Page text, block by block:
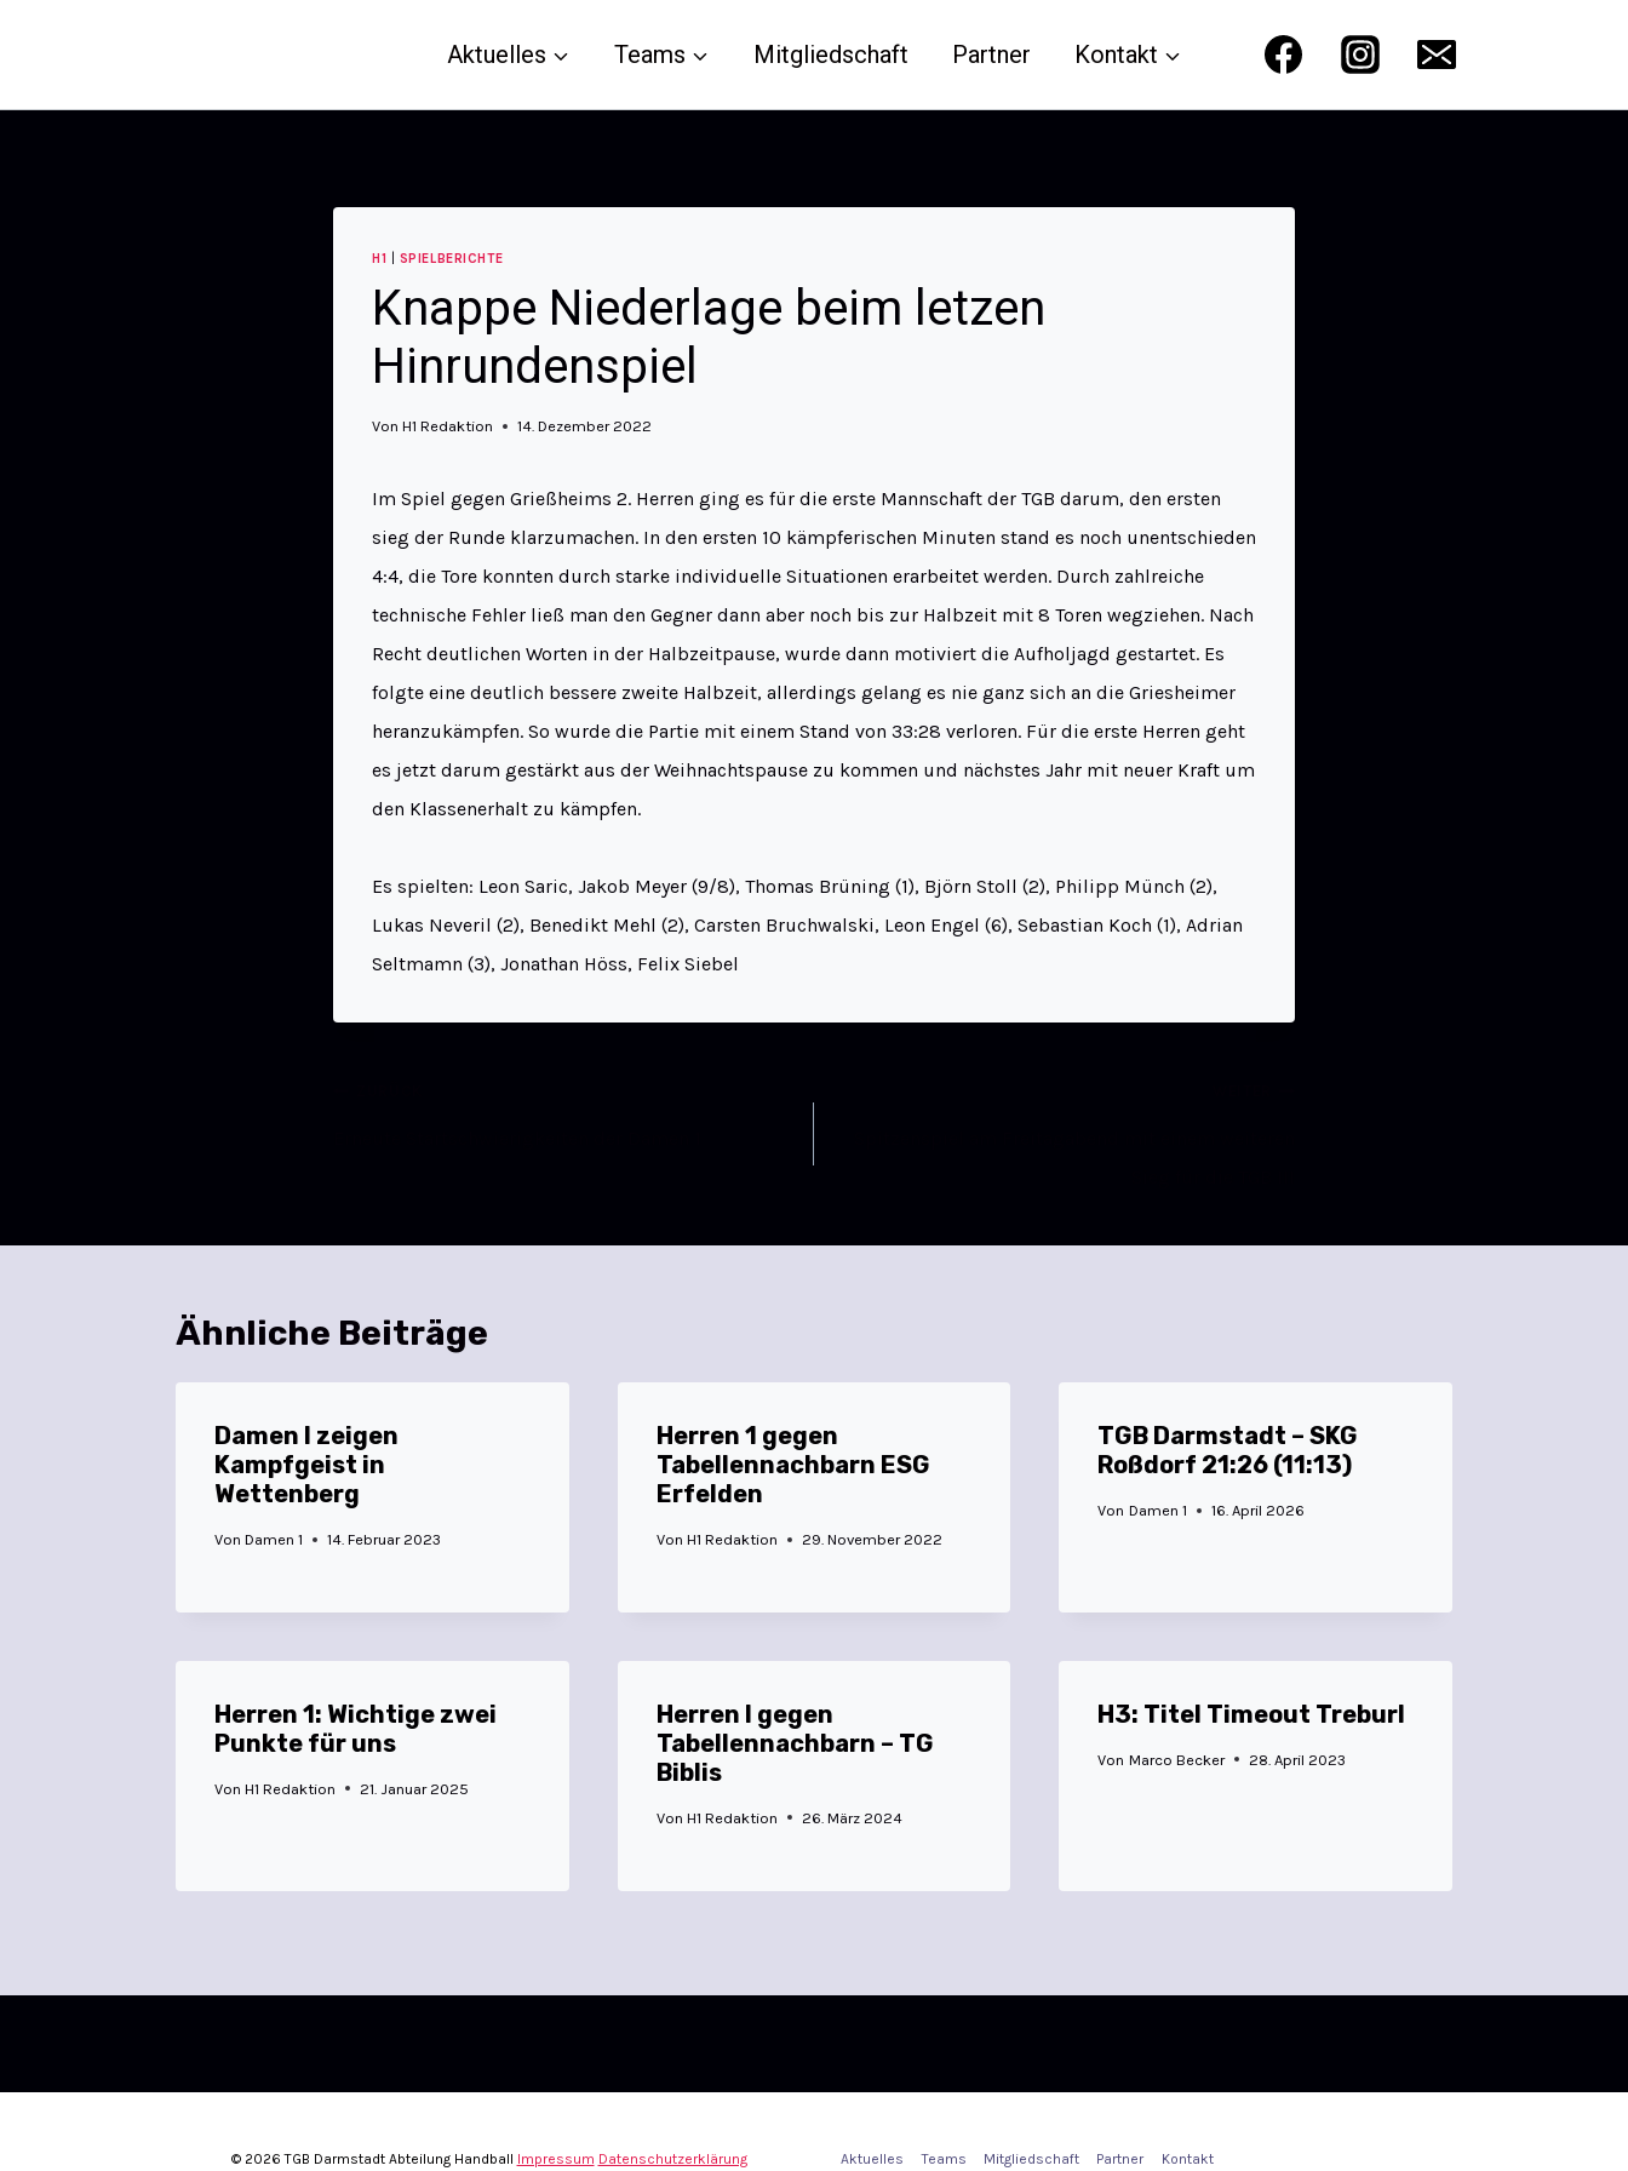
Aktuelles Teams Mitgliedschaft Partner Kontakt
H1 SPIELBERICHTE
Knappe Niederlage beim letzen
Hinrundenspiel
Von H1 Redaktion 14. Dezember 2022
Im Spiel gegen Grießheims 2. Herren ging es für die erste Mannschaft der TGB darum, den ersten
sieg der Runde klarzumachen. In den ersten 10 kämpferischen Minuten stand es noch unentschieden
4:4, die Tore konnten durch starke individuelle Situationen erarbeitet werden. Durch zahlreiche
technische Fehler ließ man den Gegner dann aber noch bis zur Halbzeit mit 8 Toren wegziehen. Nach
Recht deutlichen Worten in der Halbzeitpause, wurde dann motiviert die Aufholjagd gestartet. Es
folgte eine deutlich bessere zweite Halbzeit, allerdings gelang es nie ganz sich an die Griesheimer
heranzukämpfen. So wurde die Partie mit einem Stand von 33:28 verloren. Für die erste Herren geht
es jetzt darum gestärkt aus der Weihnachtspause zu kommen und nächstes Jahr mit neuer Kraft um
den Klassenerhalt zu kämpfen.
Es spielten: Leon Saric, Jakob Meyer (9/8), Thomas Brüning (1), Björn Stoll (2), Philipp Münch (2),
Lukas Neveril (2), Benedikt Mehl (2), Carsten Bruchwalski, Leon Engel (6), Sebastian Koch (1), Adrian
Seltmamn (3), Jonathan Höss, Felix Siebel
Ähnliche Beiträge
Damen I zeigen
Kampfgeist in
Wettenberg
Von Damen 1 14. Februar 2023
Herren 1 gegen
Tabellennachbarn ESG
Erfelden
Von H1 Redaktion 29. November 2022
TGB Darmstadt – SKG
Roßdorf 21:26 (11:13)
Von Damen 1 16. April 2026
Herren 1: Wichtige zwei
Punkte für uns
Von H1 Redaktion 21. Januar 2025
Herren I gegen
Tabellennachbarn – TG
Biblis
Von H1 Redaktion 26. März 2024
H3: Titel Timeout Treburl
Von Marco Becker 28. April 2023
© 2026 TGB Darmstadt Abteilung Handball Impressum Datenschutzerklärung Aktuelles Teams Mitgliedschaft Partner Kontakt